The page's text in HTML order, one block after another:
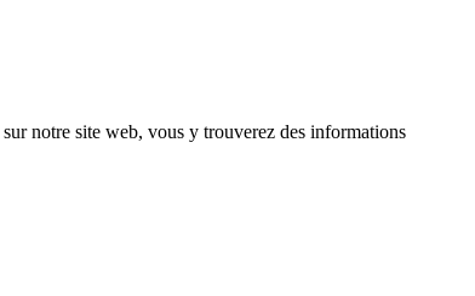
sur notre site web, vous y trouverez des informations